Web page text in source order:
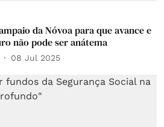
da Nóvoa para que avance e
não pode ser anátema
08 Jul 2025